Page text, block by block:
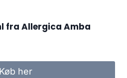
fra Allergica Amba
Køb her